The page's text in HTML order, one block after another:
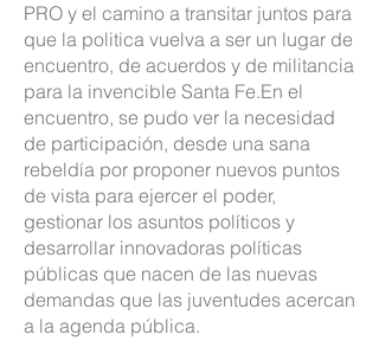
PRO y el camino a transitar juntos para
que la politica vuelva a ser un lugar de
encuentro, de acuerdos y de militancia
para la invencible Santa Fe.En el
encuentro, se pudo ver la necesidad
de participación, desde una sana
rebeldía por proponer nuevos puntos
de vista para ejercer el poder,
gestionar los asuntos políticos y
desarrollar innovadoras políticas
públicas que nacen de las nuevas
demandas que las juventudes acercan
a la agenda pública.